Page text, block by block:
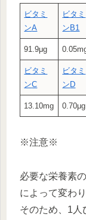
ビタミ
ンA
ビタミ
ン B1
91.9μg
ビタミ
ンC
ビタミ
ン D
13.10mg 0.70μg
※注意※
必要な栄養素
によって変わり
そのため、1人